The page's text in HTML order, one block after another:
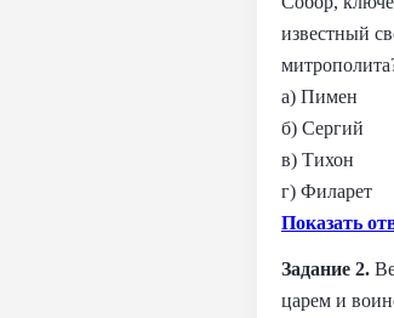
известный
а) Пимен
б) Сергий
в) Тихон
г) Филарет
Показать
Задание 2.
царем и